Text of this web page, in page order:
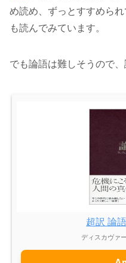
め読め、ずっとすすめら
も読んでみています。
でも論語は難しそうので、
超訳 論
ディスカヴァ